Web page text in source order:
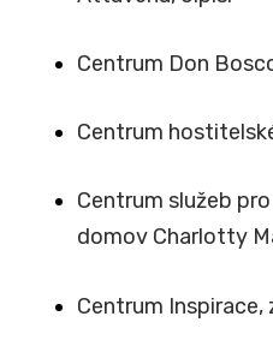
Centrum Don
Centrum
Centrum služeb
domov Charlotty
Centrum Inspirace,